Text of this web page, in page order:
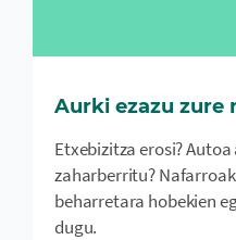
Aurki ezazu zure
Etxebizitza erosi?
zaharberritu?
beharretara hobekien
dugu.